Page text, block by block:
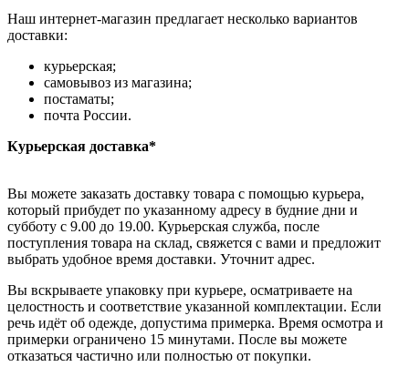
Наш интернет-магазин предлагает несколько вариантов
доставки:
курьерская;
самовывоз из магазина;
постаматы;
почта России.
Курьерская доставка*
Вы можете заказать доставку товара с помощью курьера,
который прибудет по указанному адресу в будние дни и
субботу с 9.00 до 19.00. Курьерская служба, после
поступления товара на склад, свяжется с вами и предложит
выбрать удобное время доставки. Уточнит адрес.
Вы вскрываете упаковку при курьере, осматриваете на
целостность и соответствие указанной комплектации. Если
речь идёт об одежде, допустима примерка. Время осмотра и
примерки ограничено 15 минутами. После вы можете
отказаться частично или полностью от покупки.